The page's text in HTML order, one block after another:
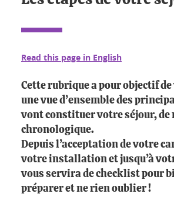
Read this page in English
Cette rubrique a pour objectif
une vue d’ensemble des
vont constituer votre séjour, de
chronologique.
Depuis l’acceptation de votre
votre installation et jusqu’à
vous servira de checklist pour
préparer et ne rien oublier !